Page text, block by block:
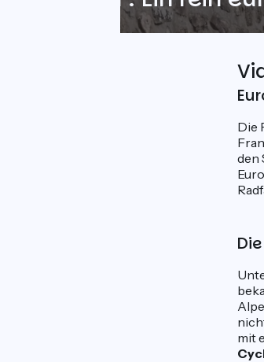
Die
den
mit